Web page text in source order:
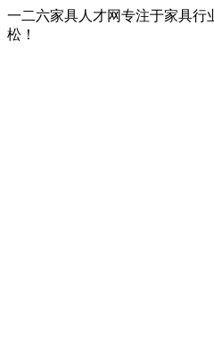
一二六家具人才网专注于家具行
松！